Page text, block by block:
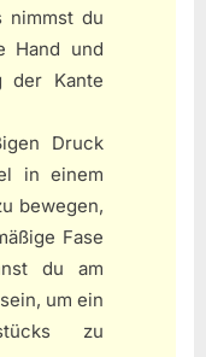
nimmst du
Hand und
der Kante
Druck
in einem
bewegen,
Fase
du am
um ein
zu